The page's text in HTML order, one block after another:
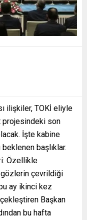
ilişkiler, TOKİ eliyle
son
İşte kabine
beklenen başlıklar.
Özellikle
gözlerin çevrildiği
ay ikinci kez
Başkan
bu hafta